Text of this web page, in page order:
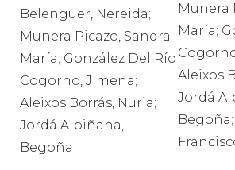
Belenguer, Nereida;
Munera Picazo, Sandra
María; González Del Río
Cogorno, Jimena;
Aleixos Borrás, Nuria;
Jordá Albiñana,
Begoña
Munera
María;
Aleixos
Jordá